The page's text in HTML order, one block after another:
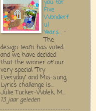
you for
Five
Wonderf
ul
Years... -
The
design team has voted
and we have decided
that the winner of our
very special "Try
Everyday" and Mis-sung
Lyrics challenge is...
Julie Tucker-Wolek, M...
13 jaar geleden